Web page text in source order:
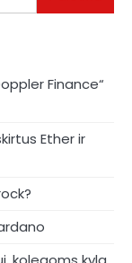
Finance“
Ether ir